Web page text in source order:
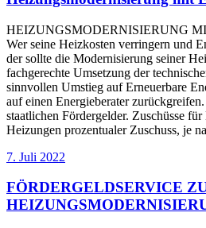
HEIZUNGSMODERNISIERUNG
Wer seine Heizkosten verringern und
der sollte die Modernisierung seiner
fachgerechte Umsetzung der
sinnvollen Umstieg auf Erneuerbare
auf einen Energieberater
staatlichen Fördergelder. Zuschüsse
Heizungen prozentualer Zuschuss, je
7. Juli 2022
FÖRDERGELDSERVICE